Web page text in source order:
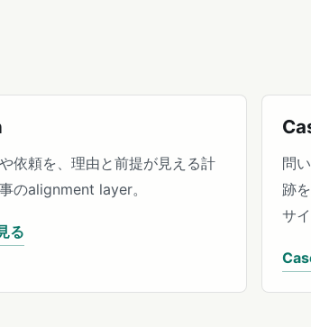
依頼を、理由と前提が見える計
のalignment layer。
る
問
跡
サ